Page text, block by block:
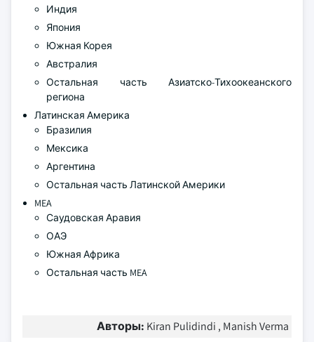
Индия
Япония
Южная Корея
Австралия
Остальная часть Азиатско-Тихоокеанского
региона
Латинская Америка
Бразилия
Мексика
Аргентина
Остальная часть Латинской Америки
MEA
Саудовская Аравия
ОАЭ
Южная Африка
Остальная часть MEA
Авторы: Kiran Pulidindi , Manish Verma